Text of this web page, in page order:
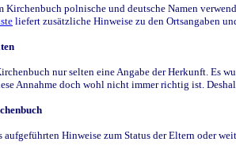
Kirchenbuch polnische und deutsche Namen
liefert zusätzliche Hinweise zu den Ortsangaben
nur selten eine Angabe der Herkunft. Es
Annahme doch wohl nicht immer richtig ist.
Hinweise zum Status der Eltern oder